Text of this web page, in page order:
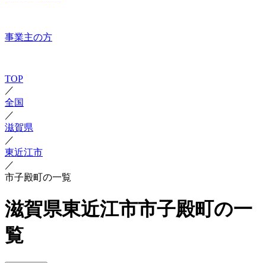
事業主の方
TOP
／
全国
／
滋賀県
／
東近江市
／
市子殿町の一覧
滋賀県東近江市市子殿町の一
覧